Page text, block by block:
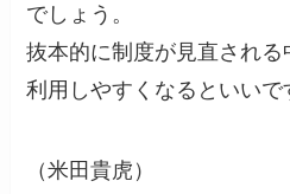
でしょう。
抜本的に制度が見直され
利用しやすくなるといいで
（米田貴虎）